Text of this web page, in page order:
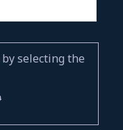
selecting the